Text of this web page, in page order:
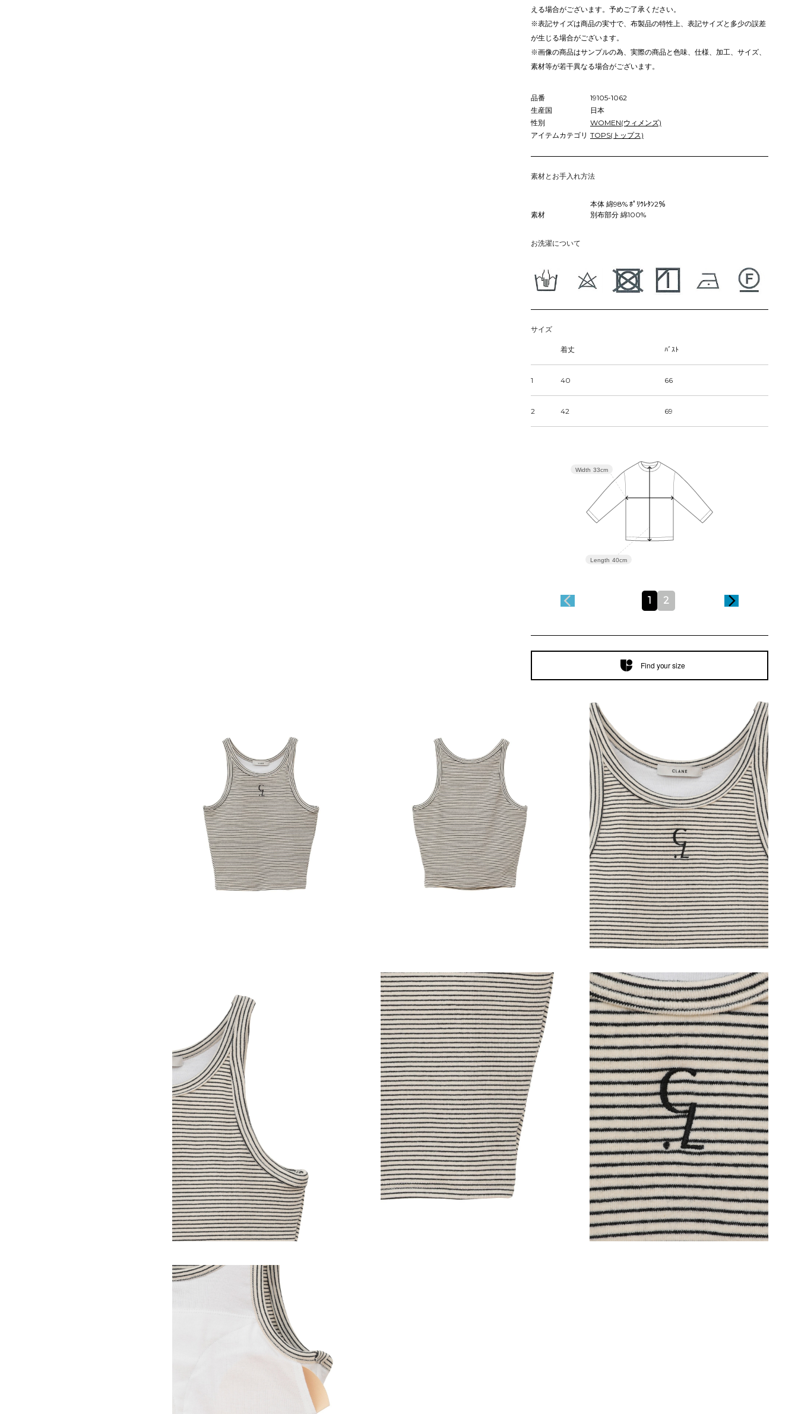
える場合がございます。予めご了承ください。
※表記サイズは商品の実寸で、布製品の特性上、表記サイズと多少の誤差
が生じる場合がございます。
※画像の商品はサンプルの為、実際の商品と色味、仕様、加工、サイズ、
素材等が若干異なる場合がございます。
品番
19105-1062
生産国
日本
性別
WOMEN(ウィメンズ)
アイテムカテゴリ TOPS(トップス)
素材とお手入れ方法
素材
本体 綿98% ﾎﾟﾘｳﾚﾀﾝ2％
別布部分 綿100%
お洗濯について
サイズ
着丈 ﾊﾞｽﾄ
1 40 66
2 42 69
Length 40cm
Width 33cm
1 2
Find your size